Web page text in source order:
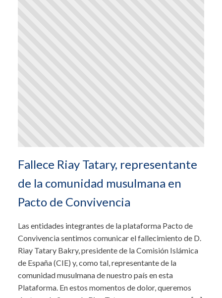
Fallece Riay Tatary, representante
de la comunidad musulmana en
Pacto de Convivencia
Las entidades integrantes de la plataforma Pacto de
Convivencia sentimos comunicar el fallecimiento de D.
Riay Tatary Bakry, presidente de la Comisión Islámica
de España (CIE) y, como tal, representante de la
comunidad musulmana de nuestro país en esta
Plataforma. En estos momentos de dolor, queremos